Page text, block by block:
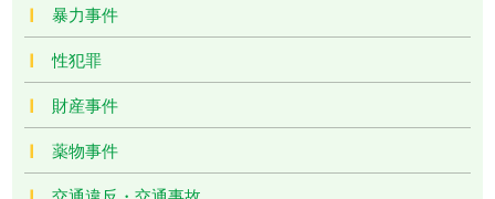
暴力事件
性犯罪
財産事件
薬物事件